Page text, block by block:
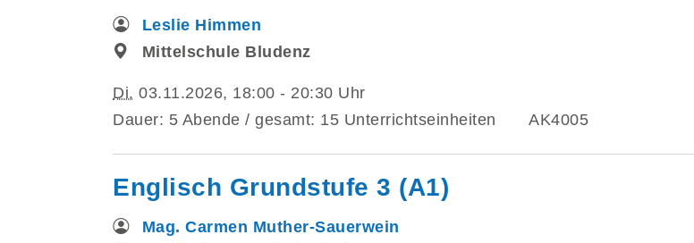
Leslie Himmen
Mittelschule Bludenz
Di. 03.11.2026, 18:00 - 20:30 Uhr
Dauer: 5 Abende / gesamt: 15 Unterrichtseinheiten
AK4005
Englisch Grundstufe 3 (A1)
Mag. Carmen Muther-Sauerwein